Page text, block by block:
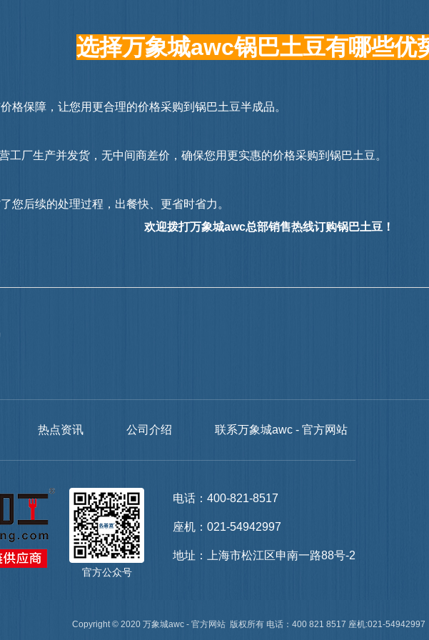
选择万象城awc锅巴土豆有哪些优
保障，让您用更合理的价格采购到锅巴土豆半成品。
厂生产并发货，无中间商差价，确保您用更实惠的价格采购到锅巴土豆。
后续的处理过程，出餐快、更省时省力。
欢迎拨打万象城awc总部销售热线订购锅巴土豆！
热点资讯 公司介绍 联系万象城awc - 官方网站
官方公众号
电话：400-821-8517
座机：021-54942997
地址：上海市松江区申南一路88号-2
Copyright © 2020 万象城awc - 官方网站  版权所有 电话：400 821 8517 座机:021-